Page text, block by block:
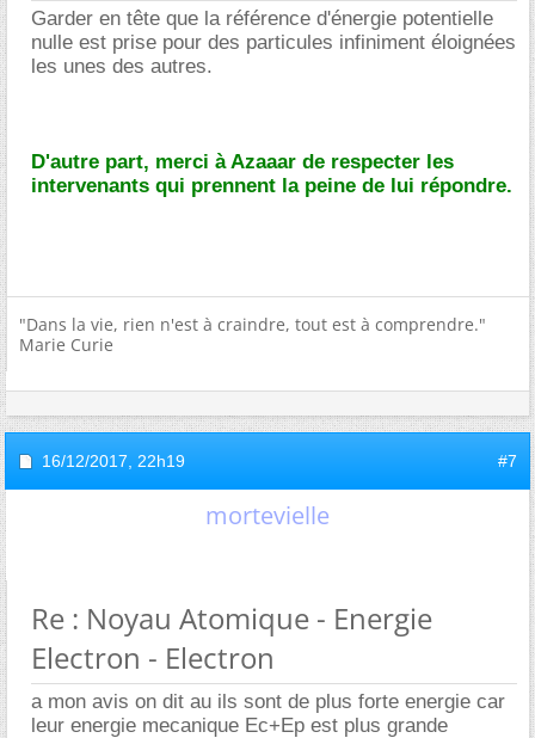
Garder en tête que la référence d'énergie potentielle
nulle est prise pour des particules infiniment éloignées
les unes des autres.
D'autre part, merci à Azaaar de respecter les
intervenants qui prennent la peine de lui répondre.
"Dans la vie, rien n'est à craindre, tout est à comprendre."
Marie Curie
16/12/2017, 22h19 #7
mortevielle
Re : Noyau Atomique - Energie
Electron - Electron
a mon avis on dit au ils sont de plus forte energie car
leur energie mecanique Ec+Ep est plus grande